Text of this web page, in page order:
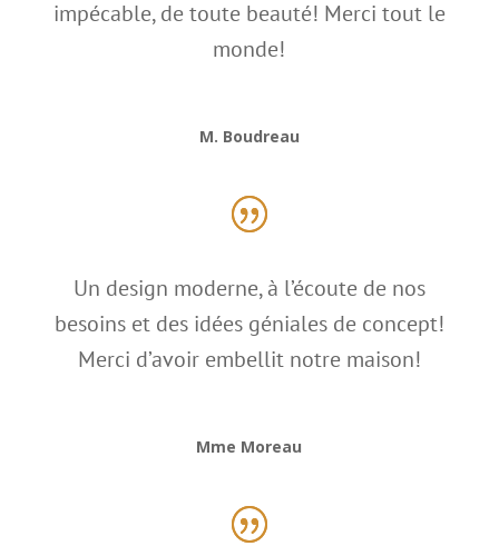
impécable, de toute beauté! Merci tout le
monde!
M. Boudreau
Un design moderne, à l’écoute de nos
besoins et des idées géniales de concept!
Merci d’avoir embellit notre maison!
Mme Moreau